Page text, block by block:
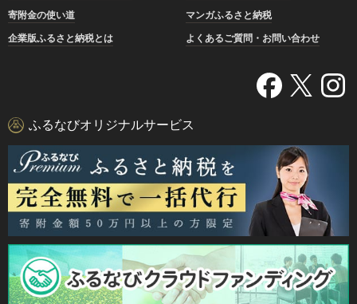
寄附金の使い道
マンガふるさと納税
企業版ふるさと納税とは
よくあるご質問・お問い合わせ
ふるなびオリジナルサービス